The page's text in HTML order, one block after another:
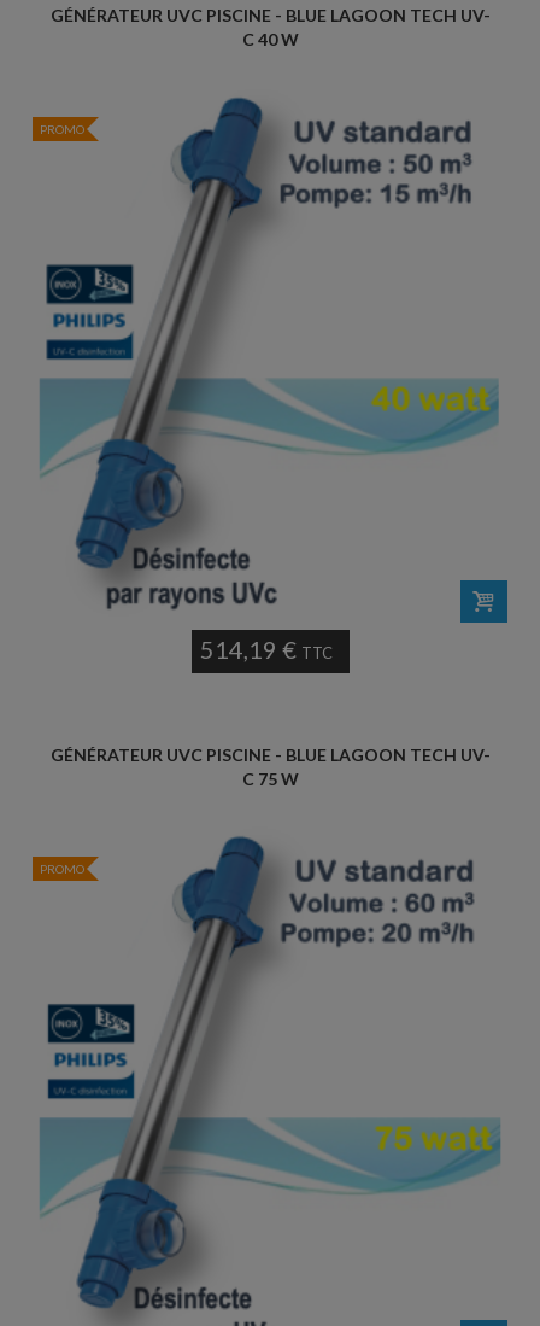
GÉNÉRATEUR UVC PISCINE - BLUE LAGOON TECH UV-
C 40 W
PROMO
514,19 € TTC
GÉNÉRATEUR UVC PISCINE - BLUE LAGOON TECH UV-
C 75 W
PROMO